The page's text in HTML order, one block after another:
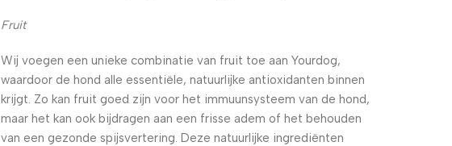
Fruit
Wij voegen een unieke combinatie van fruit toe aan Yourdog,
waardoor de hond alle essentiële, natuurlijke antioxidanten binnen
krijgt. Zo kan fruit goed zijn voor het immuunsysteem van de hond,
maar het kan ook bijdragen aan een frisse adem of het behouden
van een gezonde spijsvertering. Deze natuurlijke ingrediënten